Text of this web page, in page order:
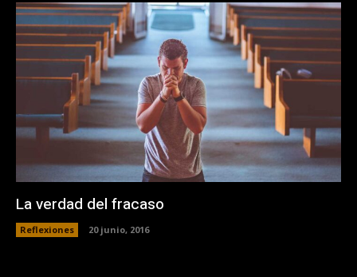
La verdad del fracaso
Reflexiones 20 junio, 2016